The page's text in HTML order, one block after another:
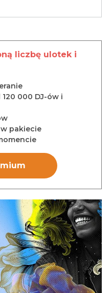
liczbę ulotek i
000 DJ-ów i
pakiecie